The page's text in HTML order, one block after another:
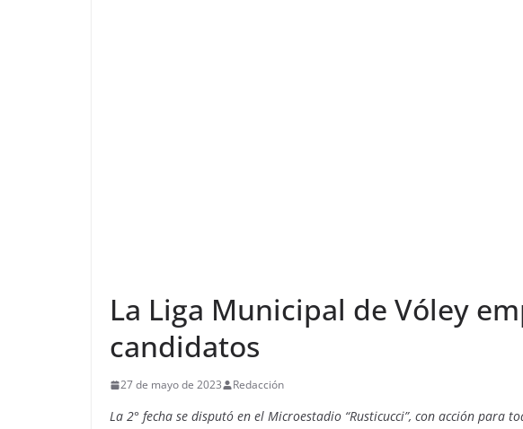
La Liga Municipal de Vóley
candidatos
27 de mayo de 2023 Redacción
La 2° fecha se disputó en el Microestadio “Rusticucci”, con acción para